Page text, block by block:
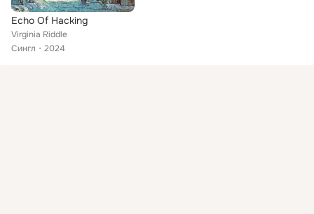
Echo Of Hacking
Virginia Riddle
Сингл
2024